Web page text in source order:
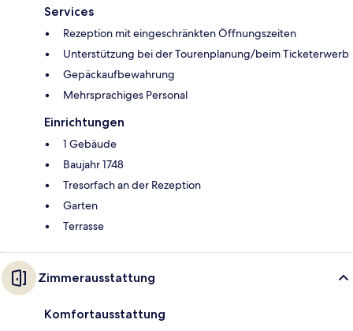
Services
Rezeption mit eingeschränkten Öffnungszeiten
Unterstützung bei der Tourenplanung/beim Ticketerwerb
Gepäckaufbewahrung
Mehrsprachiges Personal
Einrichtungen
1 Gebäude
Baujahr 1748
Tresorfach an der Rezeption
Garten
Terrasse
Zimmerausstattung
Komfortausstattung